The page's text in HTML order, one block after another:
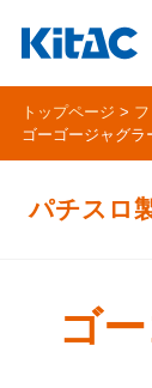
ファンの
Kitac iD
トップページ
ゴーゴージャグラ
パチスロ
ゴ